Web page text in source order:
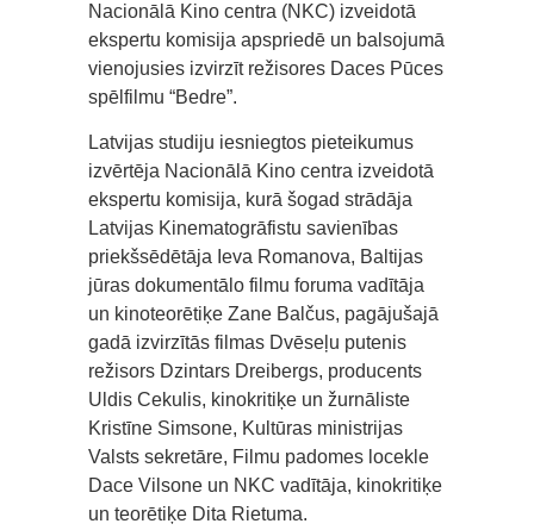
Nacionālā Kino centra (NKC) izveidotā
ekspertu komisija apspriedē un balsojumā
vienojusies izvirzīt režisores Daces Pūces
spēlfilmu “Bedre”.
Latvijas studiju iesniegtos pieteikumus
izvērtēja Nacionālā Kino centra izveidotā
ekspertu komisija, kurā šogad strādāja
Latvijas Kinematogrāfistu savienības
priekšsēdētāja Ieva Romanova, Baltijas
jūras dokumentālo filmu foruma vadītāja
un kinoteorētiķe Zane Balčus, pagājušajā
gadā izvirzītās filmas Dvēseļu putenis
režisors Dzintars Dreibergs, producents
Uldis Cekulis, kinokritiķe un žurnāliste
Kristīne Simsone, Kultūras ministrijas
Valsts sekretāre, Filmu padomes locekle
Dace Vilsone un NKC vadītāja, kinokritiķe
un teorētiķe Dita Rietuma.